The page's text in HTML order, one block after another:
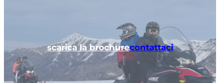
scarica la brochurecontattaci